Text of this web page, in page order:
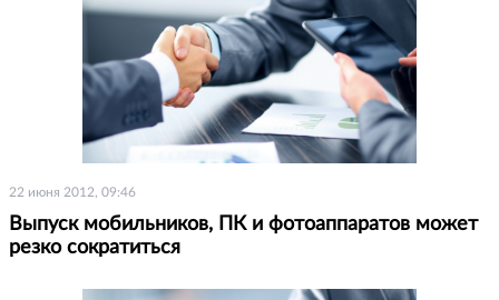
22 июня 2012, 09:46
Выпуск мобильников, ПК и фотоаппаратов может
резко сократиться